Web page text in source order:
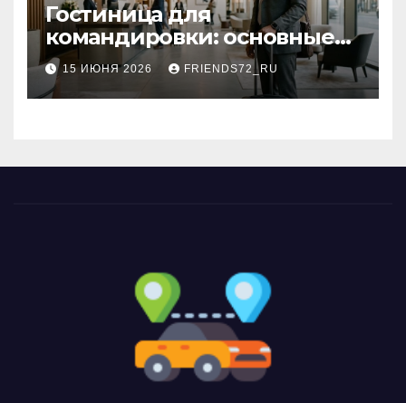
Гостиница для
командировки: основные
критерии выбора
15 ИЮНЯ 2026 FRIENDS72_RU